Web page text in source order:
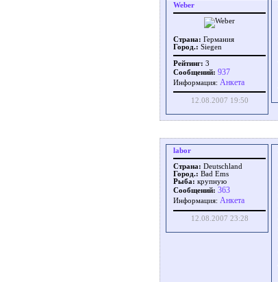
Weber
Страна: Германия
Город.: Siegen
Рейтинг: 3
Сообщений: 937
Информация: Aнкета
12.08.2007 19:50
labor
Страна: Deutschland
Город.: Bad Ems
Рыба: крупную
Сообщений: 363
Информация: Aнкета
12.08.2007 23:28